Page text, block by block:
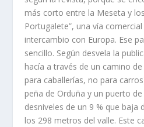
más corto entre la Meseta y
Portugalete”, una vía
intercambio con Europa. Ese
sencillo. Según desvela la
hacía a través de un camino
para caballerías, no para
peña de Orduña y un puerto
desniveles de un 9 % que baja
los 298 metros del valle. Este